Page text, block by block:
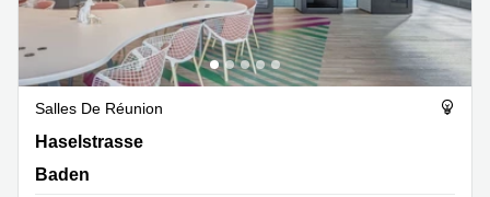
Salles De Réunion
Haselstrasse 16, Baden
Haselstrasse
Baden